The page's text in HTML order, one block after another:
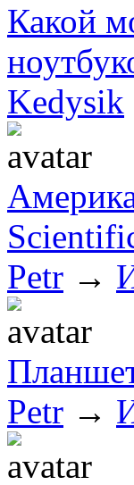
Какой
Kedysik
Petr →
Petr →